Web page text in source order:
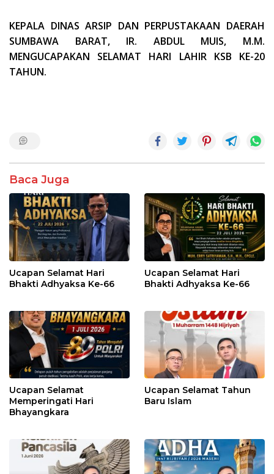
KEPALA DINAS ARSIP DAN PERPUSTAKAAN DAERAH
SUMBAWA BARAT, IR. ABDUL MUIS, M.M.
MENGUCAPAKAN SELAMAT HARI LAHIR KSB KE-20
TAHUN.
Baca Juga
Ucapan Selamat Hari
Bhakti Adhyaksa Ke-66
Ucapan Selamat Hari
Bhakti Adhyaksa Ke-66
Ucapan Selamat
Memperingati Hari
Bhayangkara
Ucapan Selamat Tahun
Baru Islam